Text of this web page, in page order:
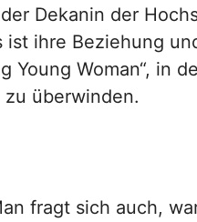
Dekanin der
ihre Beziehung
Woman“, in
überwinden.
fragt sich auch,